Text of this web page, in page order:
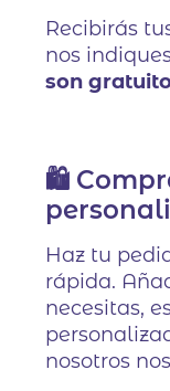
Recibirás
nos
son
🛍️
Haz tu
rápida.
necesitas,
nosotros